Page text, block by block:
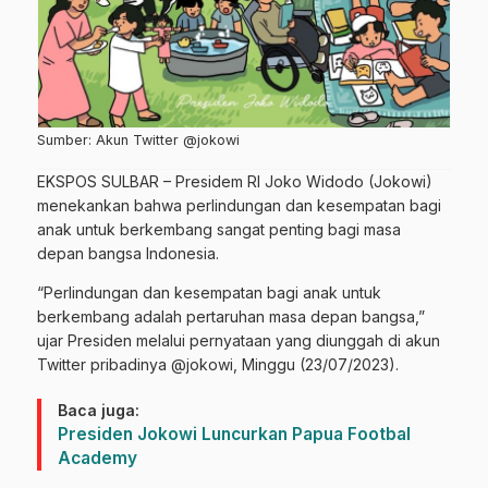
Sumber: Akun Twitter @jokowi
EKSPOS SULBAR – Presidem RI Joko Widodo (Jokowi)
menekankan bahwa perlindungan dan kesempatan bagi
anak untuk berkembang sangat penting bagi masa
depan bangsa Indonesia.
“Perlindungan dan kesempatan bagi anak untuk
berkembang adalah pertaruhan masa depan bangsa,”
ujar Presiden melalui pernyataan yang diunggah di akun
Twitter pribadinya @jokowi, Minggu (23/07/2023).
Baca juga:
Presiden Jokowi Luncurkan Papua Footbal
Academy